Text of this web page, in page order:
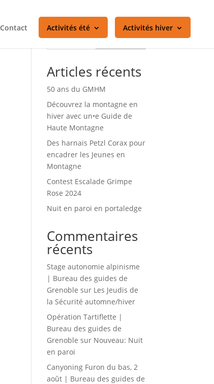
Contact Activités été Activités hiver
Rechercher
Articles récents
50 ans du GMHM
Découvrez la montagne en
hiver avec un•e Guide de
Haute Montagne
Des harnais Petzl Corax pour
encadrer les Jeunes en
Montagne
Contest Escalade Grimpe
Rose 2024
Nuit en paroi en portaledge
Commentaires
récents
Stage autonomie alpinisme
| Bureau des guides de
Grenoble sur Les Jeudis de
la Sécurité automne/hiver
Opération Tartiflette |
Bureau des guides de
Grenoble sur Nouveau: Nuit
en paroi
Canyoning Furon du bas, 2
août | Bureau des guides de